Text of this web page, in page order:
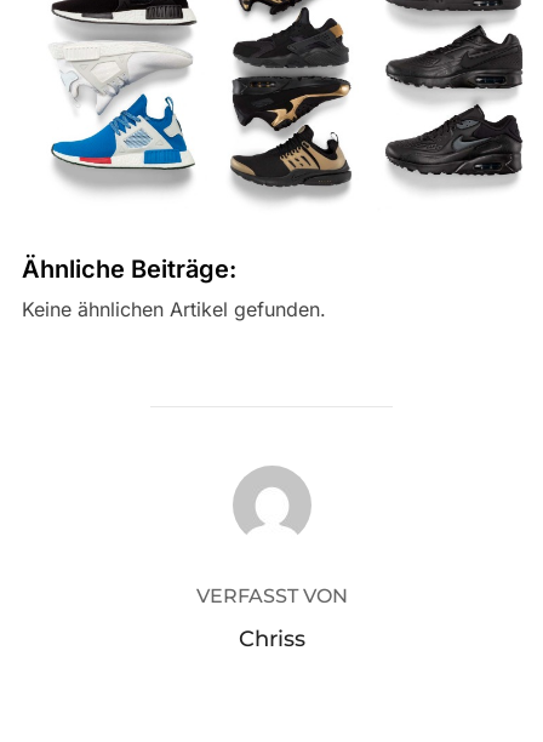
Ähnliche Beiträge:
Keine ähnlichen Artikel gefunden.
BEITRAGSAUTOR
VERFASST VON
Chriss